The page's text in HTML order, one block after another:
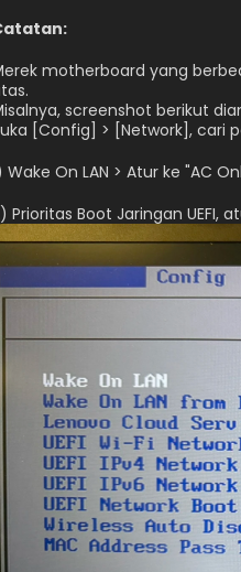
motherboard yang
screenshot berikut
[Config] > [Network], cari
Wake On LAN > Atur ke "AC
Prioritas Boot Jaringan UEFI,